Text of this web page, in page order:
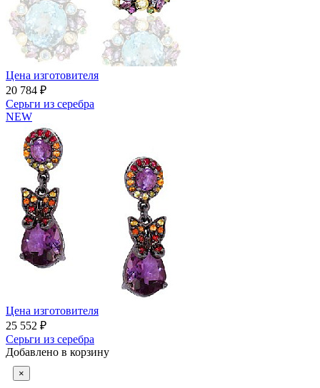
Цена изготовителя
20 784 ₽
Серьги из серебра
NEW
Цена изготовителя
25 552 ₽
Серьги из серебра
Добавлено в корзину
×